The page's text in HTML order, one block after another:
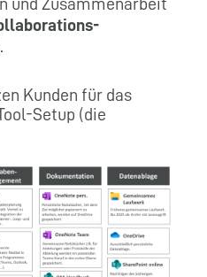
Kunden für das
Setup (die